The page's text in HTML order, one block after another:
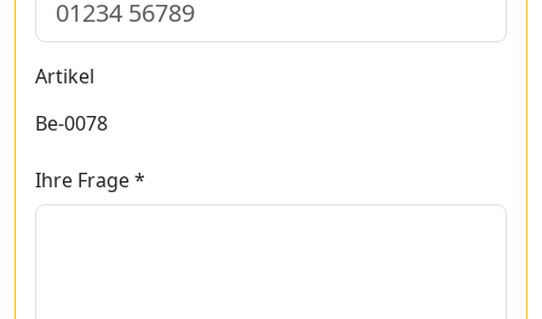
Artikel
Be-0078
Ihre Frage *